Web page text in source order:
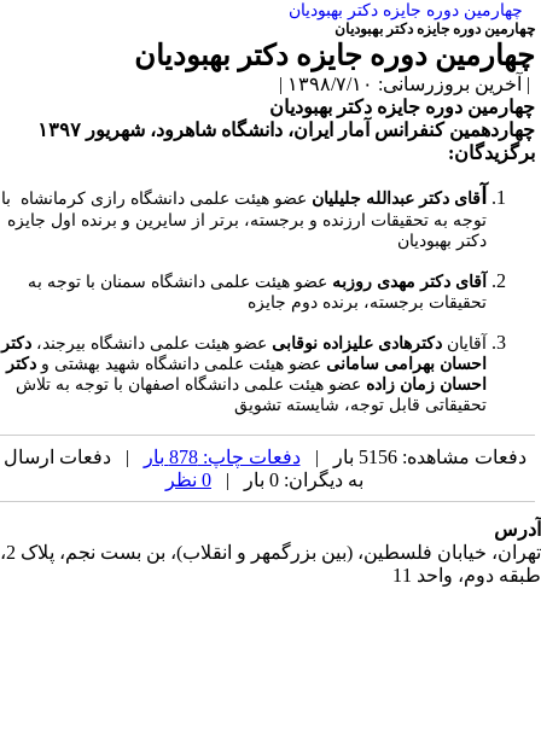
چهارمین دوره جایزه دکتر بهبودیان
دوره جایزه دکتر بهبودیان
دوره جایزه دکتر بهبودیان
بروزرسانی: ۱۳۹۸/۷/۱۰ |
دوره جایزه دکتر بهبودیان
کنفرانس آمار ایران، دانشگاه شاهرود، شهریور ۱۳۹۷
آ قای دکتر عبدالله جلیلیانعضو هیئت علمی دانشگاه رازی کرمانشاه با
توجه به تحقیقات ارزنده و برجسته، برتر از سایرین و برنده اول جایزه
دکتر بهبودیان
آقای دکتر مهدی روزبهعضو هیئت علمی دانشگاه سمنان با توجه به
تحقیقات برجسته، برنده دوم جایزه
آقایاندکترهادی علیزاده نوقابیعضو هیئت علمی دانشگاه بیرجند،دکتر
احسان بهرامی سامانی عضو هیئت علمی دانشگاه شهید بهشتی و دکتر
احسان زمان زادهعضو هیئت علمی دانشگاه اصفهان با توجه به تلاش
تحقیقاتی قابل توجه، شایسته تشویق
دفعات مشاهده: 5156 بار | دفعات چاپ: 878 بار
| دفعات ارسال
به دیگران: 0 بار |
تهران، خیابان فلسطین، (بین بزرگمهر و انقلاب)، بن بست نجم، پلاک 2،
دوم، واحد 11